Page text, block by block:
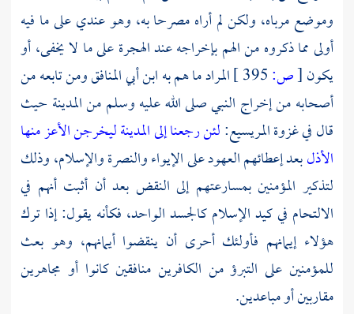
وموضع مرباه، ولكن لم أراه مصرحا به، وهو عندي على ما فيه
أولى مما ذكروه من الهم بإخراجه عند الهجرة على ما لا يخفى، أو
يكون[ص:
المراد ما هم به ابن أبي المنافق ومن تابعه من
أصحابه من إخراج النبي صلى الله عليه وسلم من المدينة حيث
قال في غزوة المريسيع:لئن رجعنا إلى المدينة ليخرجن الأعز منها
الأذلبعد إعطائهم العهود على الإيواء والنصرة والإسلام، وذلك
لتذكير المؤمنين بمسارعتهم إلى النقض بعد أن أثبت أنهم في
الالتحام في كيد الإسلام كالجسد الواحد، فكأنه يقول: إذا ترك
هؤلاء إيمانهم فأولئك أحرى أن ينقضوا أيمانهم، وهو بعث
للمؤمنين على التبرؤ من الكافرين منافقين كانوا أو مجاهرين
مقاربين أو مباعدين.